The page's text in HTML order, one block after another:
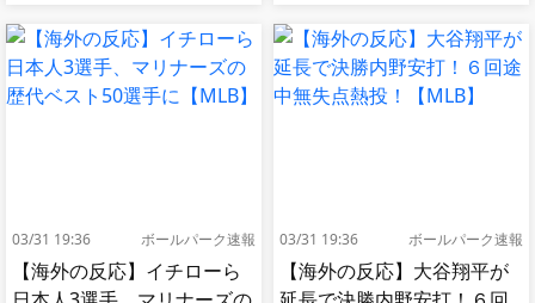
03/31 19:36 ボールパーク速報
【海外の反応】イチローら
03/31 19:36 ボールパーク速報
【海外の反応】大谷翔平が